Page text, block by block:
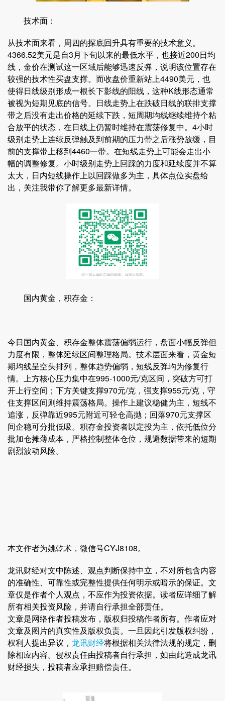
技术面：
从技术面来看，周四的探底回升具有重要的技术意义。
4366.52美元是自3月下旬以来的最低水平，也接近200日均
线，金价在测试这一区域后能够迅速反弹，说明该位置存在
较强的技术性买盘支撑。而收盘价重新站上4490美元，也
使得日线级别形成一根长下影线的阳线，这种K线形态通常
被视为短期见底的信号。日线走势上在跌破日线的联排支撑
带之后没有走出价格的延续下跌，短周期均线继续维持个粘
合放平的状态，在日线上仍暂时维持在震荡修复中。4小时
级别走势上连续反弹触及到前期的压力带之后涨势放缓，目
前的支撑带上移到4460一带。在短线走势上可能会走出小
幅的调整修复。小时级别走势上回踩的力度和延续度并不算
太大，日内短线操作上以回踩做多为主，具体点位实盘给
出，关注我带你了解更多最新详情。
国内黄金，积存金：
今日国内黄金、积存金整体震荡偏弱运行，盘面小幅反弹但
力度有限，整体延续区间整理格局。技术层面来看，黄金短
期均线呈空头排列，整体趋势偏弱，短线反弹均为修复行
情。上方核心压力集中在995-1000元/克区间，突破方可打
开上行空间；下方关键支撑970元/克，强支撑955元/克，守
住支撑区间则维持震荡格局。操作上建议稳健为主，短线不
追涨，反弹靠近995元附近可轻仓高抛；回落970元支撑区
间企稳可分批低吸。积存金投资者以定投为主，依托低位分
批加仓摊薄成本，严格控制整体仓位，规避数据带来的短期
剧烈波动风险。
本文作者为姚乾术，微信号CYJ8108。
龙讯财经对文中陈述、观点判断保持中立，不对所包含内容
的准确性、可靠性或完整性提供任何明示或暗示的保证。文
章仅是作者个人观点，不应作为投资依据。读者应详细了解
所有相关投资风险，并请自行承担全部责任。
文章是网络作者投稿发布，版权归投稿作者所有。作者应对
文章及图片的真实性及版权负责。一旦因此引发版权纠纷，
权利人提出异议， 龙讯财经将根据相关法律法规的规定，删
除相应内容。侵权责任由投稿者自行承担，如由此造成龙讯
财经损失，投稿者应承担赔偿责任。